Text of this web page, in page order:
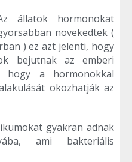
állatok hormonokat
növekedtek (
) ez azt jelenti, hogy
bejutnak az emberi
hogy a hormonokkal
okozhatják az
gyakran adnak
ami bakteriális